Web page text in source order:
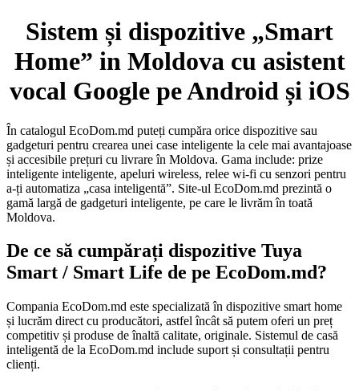
Sistem și dispozitive „Smart
Home” in Moldova cu asistent
vocal Google pe Android și iOS
În catalogul EcoDom.md puteți cumpăra orice dispozitive sau
gadgeturi pentru crearea unei case inteligente la cele mai avantajoase
și accesibile prețuri cu livrare în Moldova. Gama include: prize
inteligente inteligente, apeluri wireless, relee wi-fi cu senzori pentru
a-ți automatiza „casa inteligentă”. Site-ul EcoDom.md prezintă o
gamă largă de gadgeturi inteligente, pe care le livrăm în toată
Moldova.
De ce să cumpărați dispozitive Tuya
Smart / Smart Life de pe EcoDom.md?
Compania EcoDom.md este specializată în dispozitive smart home
și lucrăm direct cu producători, astfel încât să putem oferi un preț
competitiv și produse de înaltă calitate, originale. Sistemul de casă
inteligentă de la EcoDom.md include suport și consultații pentru
clienți.